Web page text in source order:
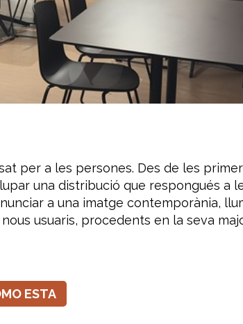
per a les persones. Des de les
una distribució que respongués a
a una imatge contemporània,
usuaris, procedents en la seva
ESTA